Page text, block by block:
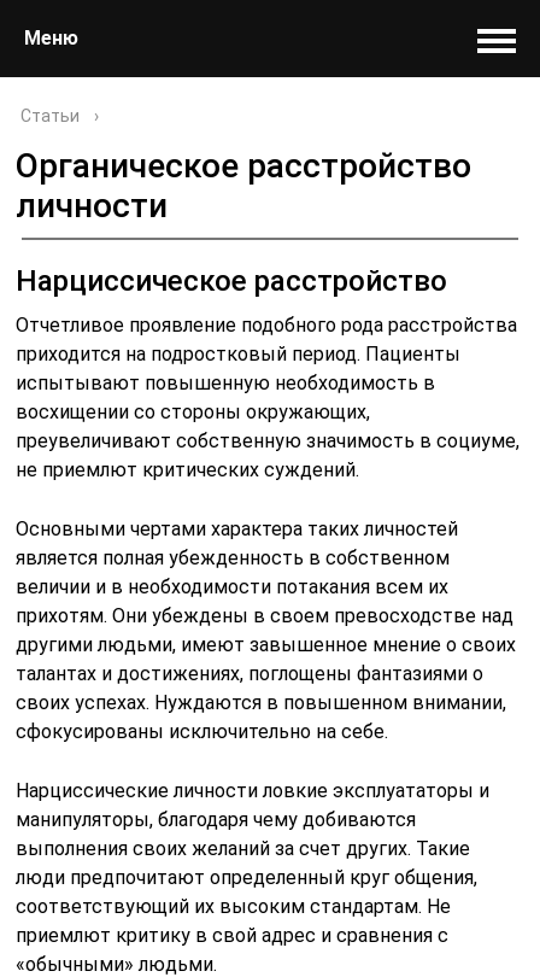
Меню
Статьи ›
Органическое расстройство
личности
Нарциссическое расстройство
Отчетливое проявление подобного рода расстройства
приходится на подростковый период. Пациенты
испытывают повышенную необходимость в
восхищении со стороны окружающих,
преувеличивают собственную значимость в социуме,
не приемлют критических суждений.
Основными чертами характера таких личностей
является полная убежденность в собственном
величии и в необходимости потакания всем их
прихотям. Они убеждены в своем превосходстве над
другими людьми, имеют завышенное мнение о своих
талантах и достижениях, поглощены фантазиями о
своих успехах. Нуждаются в повышенном внимании,
сфокусированы исключительно на себе.
Нарциссические личности ловкие эксплуататоры и
манипуляторы, благодаря чему добиваются
выполнения своих желаний за счет других. Такие
люди предпочитают определенный круг общения,
соответствующий их высоким стандартам. Не
приемлют критику в свой адрес и сравнения с
«обычными» людьми.